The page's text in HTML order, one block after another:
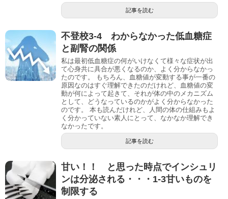
記事を読む
不登校3-4 わからなかった低血糖症
と副腎の関係
私は最初低血糖症の何がいけなくて様々な症状が出
て心身共に具合が悪くなるのか、よく分からなかっ
たのです。 もちろん、血糖値が変動する事が一番の
原因なのはすぐ理解できたのだけれど、血糖値の変
動が何によって起きて、それが体の中のメカニズム
として、どうなっているのかがよく分からなかった
のです。 本も読んだけれど、人間の体の仕組みもよ
く分かっていない素人にとって、なかなか理解でき
なかったです。
記事を読む
甘い！！ と思った時点でインシュリ
ンは分泌される・・・1-3甘いものを
制限する